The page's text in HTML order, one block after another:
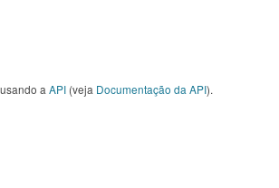
a API (veja Documentação da API).